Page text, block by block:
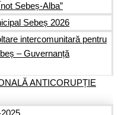
Sebeș-Alba”
Sebeș 2026
intercomunitară pentru
– Guvernanță
ANTICORUPȚIE